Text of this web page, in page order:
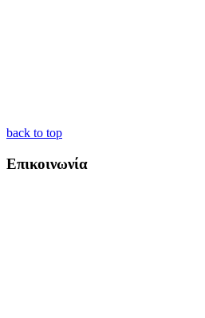
back to top
Επικοινωνία